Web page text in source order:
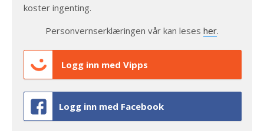
koster ingenting.
Personvernserklæringen vår kan leses her.
Logg inn med Vipps
Logg inn med Facebook